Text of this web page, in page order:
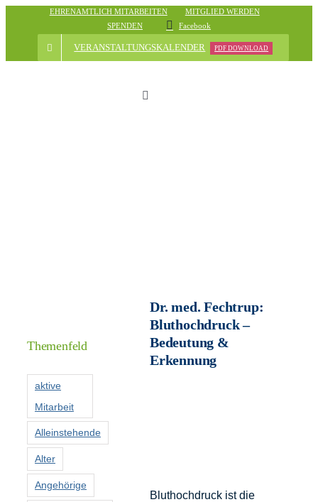
EHRENAMTLICH MITARBEITEN
MITGLIED WERDEN
SPENDEN
Facebook
VERANSTALTUNGSKALENDER PDF DOWNLOAD
Toggle
Informationen
Förderer
Dr. med. Fechtrup:
Bluthochdruck –
Bedeutung &
Erkennung
Bluthochdruck ist die
Themenfeld
aktive
Mitarbeit
Alleinstehende
Alter
Angehörige